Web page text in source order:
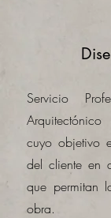
Servicio
cuyo objetivo
del cliente en
que permitan
obra.